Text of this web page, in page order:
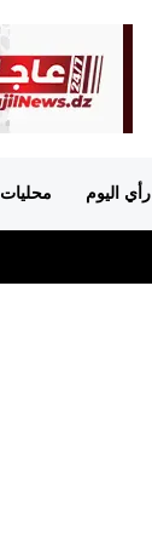
رأي اليوم محليات